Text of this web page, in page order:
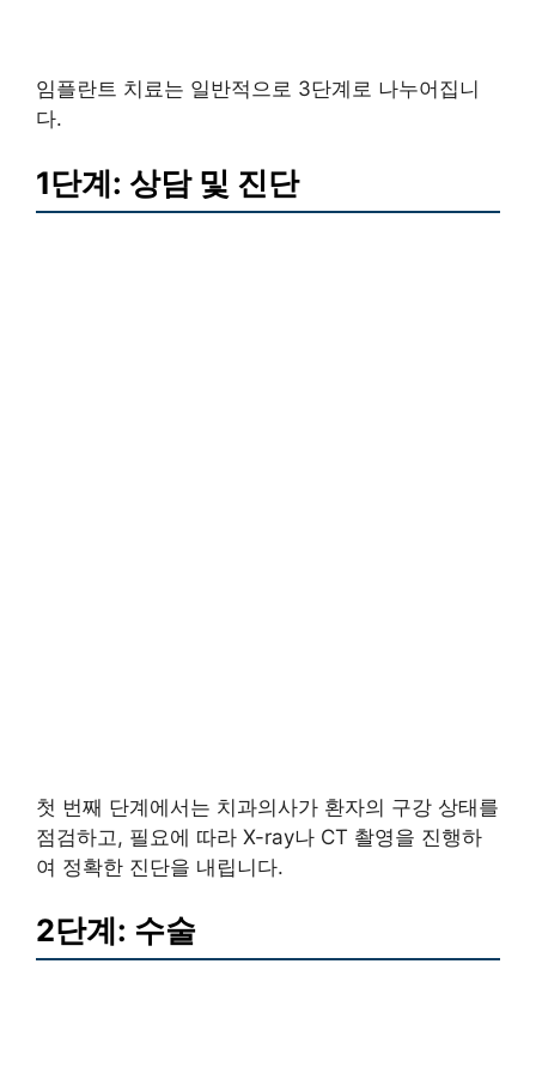
임플란트 치료는 일반적으로 3단계로 나누어집니
다.
1단계: 상담 및 진단
첫 번째 단계에서는 치과의사가 환자의 구강 상태를
점검하고, 필요에 따라 X-ray나 CT 촬영을 진행하
여 정확한 진단을 내립니다.
2단계: 수술